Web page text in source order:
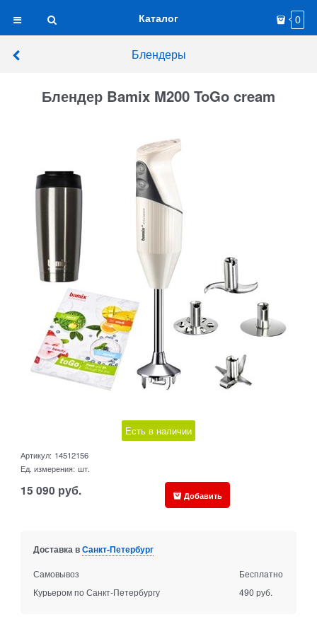
Каталог 0
Блендеры
Блендер Bamix M200 ToGo cream
Есть в наличии
Артикул: 14512156
Ед. измерения: шт.
15 090 руб. Добавить
Доставка вСанкт-Петербург
Самовывоз
Бесплатно
Курьером по Санкт-Петербургу
490 руб.